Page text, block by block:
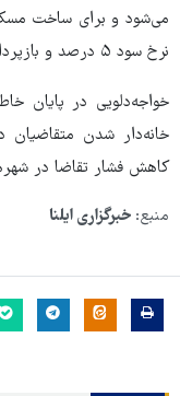
نرخ سود ۵ درصد و بازپرداخت ۲۰ ساله در نظر گرفته شده است.
خواجه‌دلویی در پایان
خانه‌دار شدن متقاضیان
کاهش فشار تقاضا در
منبع: خبرگزاری ایلنا